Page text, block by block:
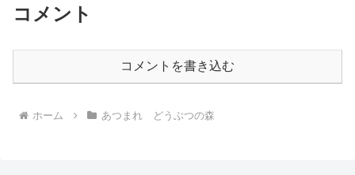
コメント
コメントを書き込む
ホーム あつまれ どうぶつの森